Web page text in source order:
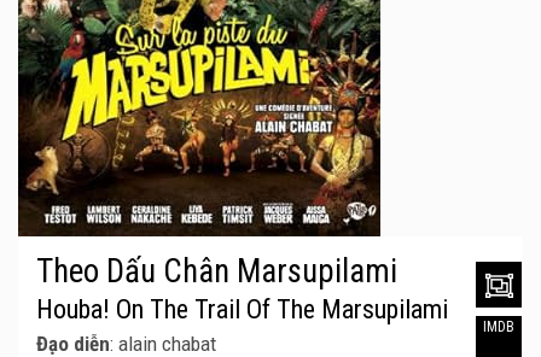
Theo Dấu Chân Marsupilami
Houba! On The Trail Of The Marsupilami
Đạo diễn: alain chabat
IMDB